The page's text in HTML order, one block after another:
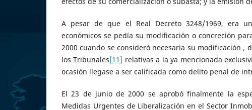
A pesar de que el Real Decreto 3248/1969, era
económicos se pedía su modificación o concreción
2000 cuando se consideró necesaria su modificación
los Tribunales[11] relativas a la ya mencionada
ocasión llegase a ser calificada como delito penal de
El 23 de junio de 2000 se aprobó finalmente la
Medidas Urgentes de Liberalización en el Sector